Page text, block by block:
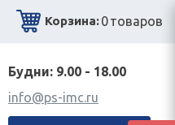
Корзина:0товаров
Будни: 9.00 - 18.00
info@ps-imc.ru